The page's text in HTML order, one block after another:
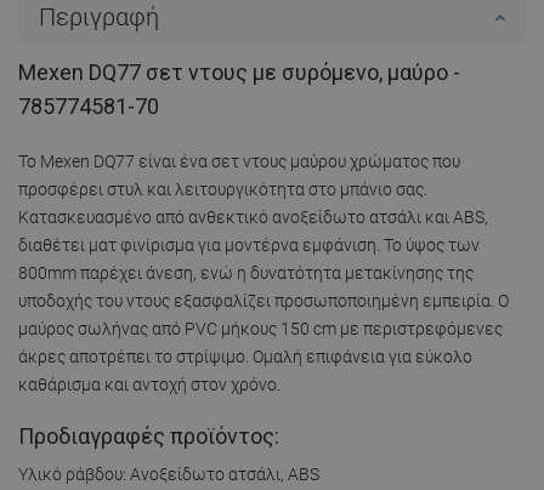
Περιγραφή
Mexen DQ77 σετ ντους με συρόμενο, μαύρο -
785774581-70
Το Mexen DQ77 είναι ένα σετ ντους μαύρου χρώματος που
προσφέρει στυλ και λειτουργικότητα στο μπάνιο σας.
Κατασκευασμένο από ανθεκτικό ανοξείδωτο ατσάλι και ABS,
διαθέτει ματ φινίρισμα για μοντέρνα εμφάνιση. Το ύψος των
800mm παρέχει άνεση, ενώ η δυνατότητα μετακίνησης της
υποδοχής του ντους εξασφαλίζει προσωποποιημένη εμπειρία. Ο
μαύρος σωλήνας από PVC μήκους 150 cm με περιστρεφόμενες
άκρες αποτρέπει το στρίψιμο. Ομαλή επιφάνεια για εύκολο
καθάρισμα και αντοχή στον χρόνο.
Προδιαγραφές προϊόντος:
Υλικό ράβδου: Ανοξείδωτο ατσάλι, ABS